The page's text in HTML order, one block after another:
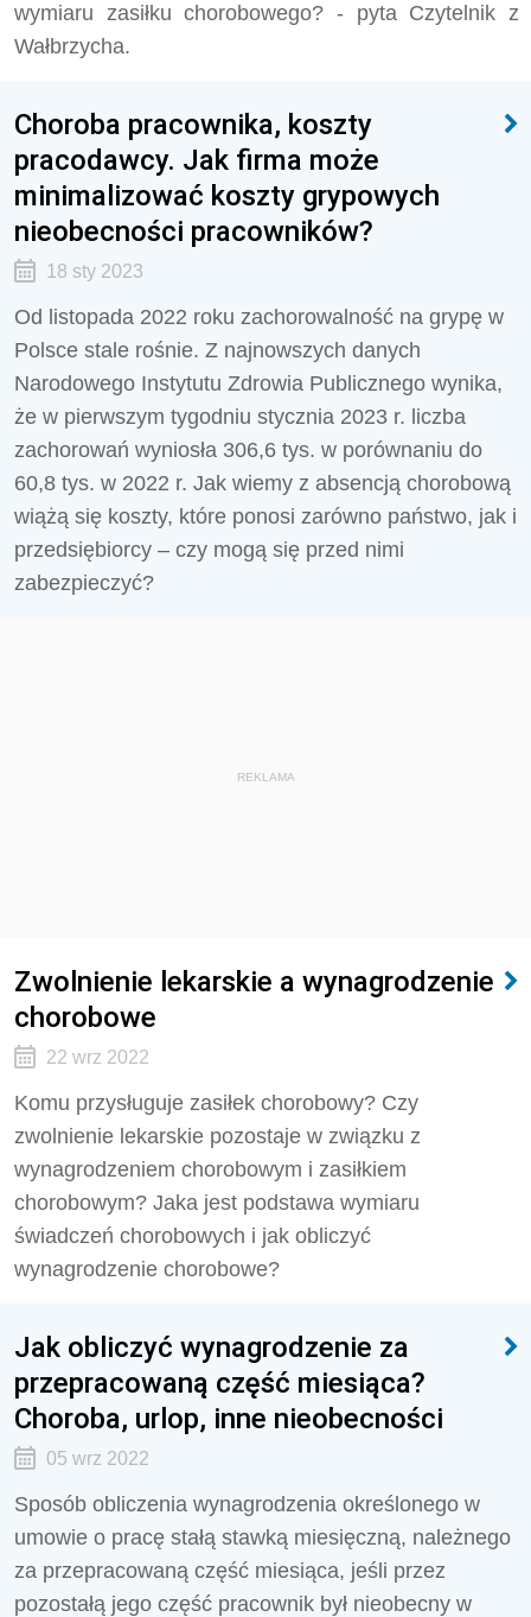
wymiaru zasiłku chorobowego? - pyta Czytelnik z
Wałbrzycha.
Choroba pracownika, koszty
pracodawcy. Jak firma może
minimalizować koszty grypowych
nieobecności pracowników?
18 sty 2023
Od listopada 2022 roku zachorowalność na grypę w
Polsce stale rośnie. Z najnowszych danych
Narodowego Instytutu Zdrowia Publicznego wynika,
że w pierwszym tygodniu stycznia 2023 r. liczba
zachorowań wyniosła 306,6 tys. w porównaniu do
60,8 tys. w 2022 r. Jak wiemy z absencją chorobową
wiążą się koszty, które ponosi zarówno państwo, jak i
przedsiębiorcy – czy mogą się przed nimi
zabezpieczyć?
REKLAMA
Zwolnienie lekarskie a wynagrodzenie
chorobowe
22 wrz 2022
Komu przysługuje zasiłek chorobowy? Czy
zwolnienie lekarskie pozostaje w związku z
wynagrodzeniem chorobowym i zasiłkiem
chorobowym? Jaka jest podstawa wymiaru
świadczeń chorobowych i jak obliczyć
wynagrodzenie chorobowe?
Jak obliczyć wynagrodzenie za
przepracowaną część miesiąca?
Choroba, urlop, inne nieobecności
05 wrz 2022
Sposób obliczenia wynagrodzenia określonego w
umowie o pracę stałą stawką miesięczną, należnego
za przepracowaną część miesiąca, jeśli przez
pozostałą jego część pracownik był nieobecny w